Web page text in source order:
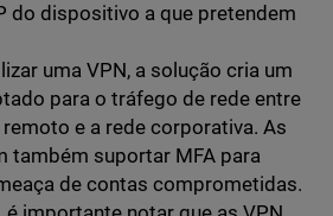
do dispositivo a que pretendem
uma VPN, a solução cria um
para o tráfego de rede entre
e a rede corporativa. As
também suportar MFA para
de contas comprometidas.